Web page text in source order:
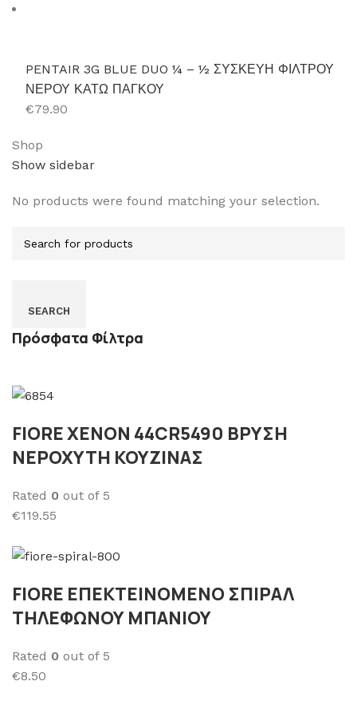
PENTAIR 3G BLUE DUO ¼ – ½ ΣΥΣΚΕΥΗ ΦΙΛΤΡΟΥ
ΝΕΡΟΥ ΚΑΤΩ ΠΑΓΚΟΥ
€79.90
Shop
Show sidebar
No products were found matching your selection.
SEARCH
Πρόσφατα Φίλτρα
FIORE XENON 44CR5490 ΒΡΥΣΗ
ΝΕΡΟΧΥΤΗ ΚΟΥΖΙΝΑΣ
Rated 0 out of 5
€119.55
FΙORE ΕΠΕΚΤΕΙΝΟΜΕΝΟ ΣΠΙΡΑΛ
ΤΗΛΕΦΩΝΟΥ ΜΠΑΝΙΟΥ
Rated 0 out of 5
€8.50